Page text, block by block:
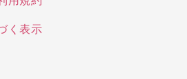
く表示